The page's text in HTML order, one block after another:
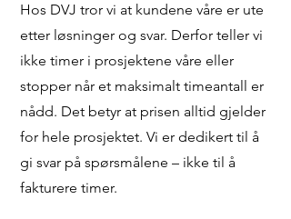
Hos DVJ tror vi at kundene våre er ute
etter løsninger og svar. Derfor teller vi
ikke timer i prosjektene våre eller
stopper når et maksimalt timeantall er
nådd. Det betyr at prisen alltid gjelder
for hele prosjektet. Vi er dedikert til å
gi svar på spørsmålene – ikke til å
fakturere timer.